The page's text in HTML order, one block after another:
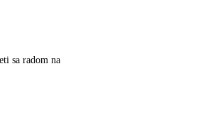
sa radom na